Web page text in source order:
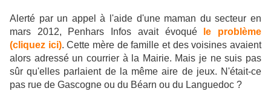
Alerté par un appel à l'aide d'une maman du secteur en
mars 2012, Penhars Infos avait évoqué
le problème
(cliquez ici). Cette mère de famille et des voisines avaient
alors adressé un courrier à la Mairie. Mais je ne suis pas
sûr qu'elles parlaient de la même aire de jeux. N'était-ce
pas rue de Gascogne ou du Béarn ou du Languedoc ?